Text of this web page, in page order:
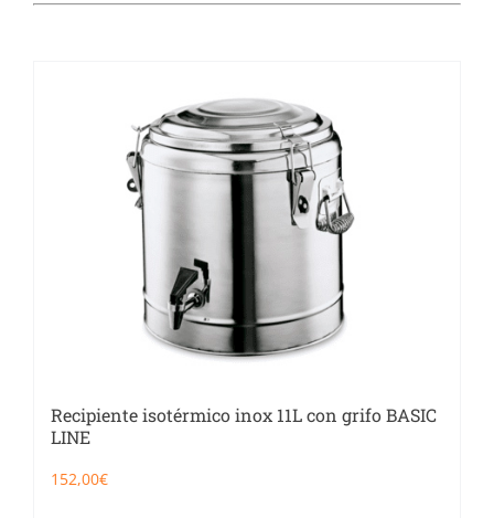
91 629 17 10
Recipiente isotérmico inox 11L con grifo BASIC
LINE
152,00€